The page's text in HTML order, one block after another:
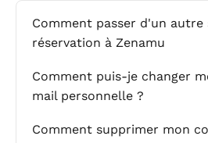
Comment passer d'un autre
réservation à Zenamu
Comment puis-je changer
mail personnelle ?
Comment supprimer mon